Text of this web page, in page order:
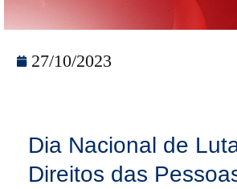
27/10/2023
Dia Nacional de
Direitos das